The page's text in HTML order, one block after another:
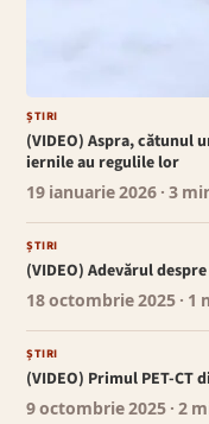
ȘTIRI
(VIDEO) Aspra, cătunul
iernile au regulile lor
19 ianuarie 2026 · 3
ȘTIRI
(VIDEO) Adevărul
18 octombrie 2025 · 1
ȘTIRI
(VIDEO) Primul PET-CT
9 octombrie 2025 · 2